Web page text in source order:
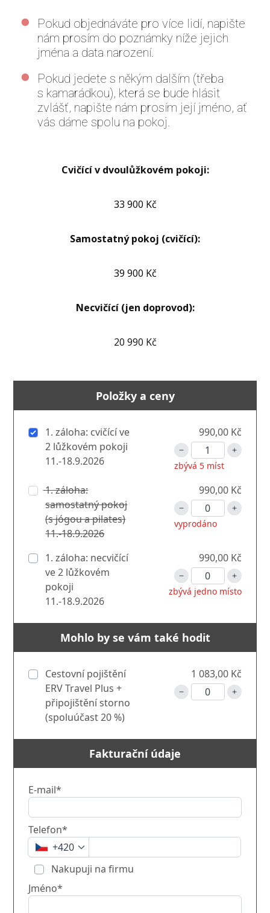
Pokud objednáváte pro více lidí, napište
nám prosím do poznámky níže jejich
jména a data narození.
Pokud jedete s někým dalším (třeba
s kamarádkou), která se bude hlásit
zvlášť, napište nám prosím její jméno, ať
vás dáme spolu na pokoj.
Cvičící v dvoulůžkovém pokoji:
33 900 Kč
Samostatný pokoj (cvičící):
39 900 Kč
Necvičící (jen doprovod):
20 990 Kč
Položky a ceny
1. záloha: cvičící ve
2 lůžkovém pokoji
11.-18.9.2026
zbývá 5 míst
990,00 Kč
1. záloha:
samostatný pokoj
(s jógou a pilates)
11.-18.9.2026
vyprodáno
990,00 Kč
1. záloha: necvičící
ve 2 lůžkovém
pokoji
11.-18.9.2026
zbývá jedno místo
990,00 Kč
Mohlo by se vám také hodit
Cestovní pojištění
ERV Travel Plus +
připojištění storno
(spoluúčast 20 %)
1 083,00 Kč
Fakturační údaje
E-mail*
Telefon*
+420
Nakupuji na firmu
Jméno*